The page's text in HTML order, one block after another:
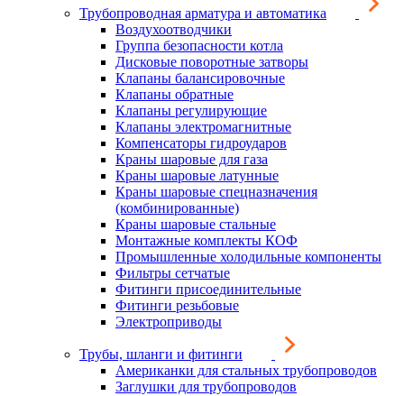
Трубопроводная арматура и автоматика
Воздухоотводчики
Группа безопасности котла
Дисковые поворотные затворы
Клапаны балансировочные
Клапаны обратные
Клапаны регулирующие
Клапаны электромагнитные
Компенсаторы гидроударов
Краны шаровые для газа
Краны шаровые латунные
Краны шаровые спецназначения
(комбинированные)
Краны шаровые стальные
Монтажные комплекты КОФ
Промышленные холодильные компоненты
Фильтры сетчатые
Фитинги присоединительные
Фитинги резьбовые
Электроприводы
Трубы, шланги и фитинги
Американки для стальных трубопроводов
Заглушки для трубопроводов